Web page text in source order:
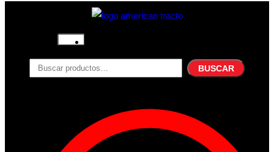
Nosotros
Productos
Refrigerante
Lubricantes
BUSCAR